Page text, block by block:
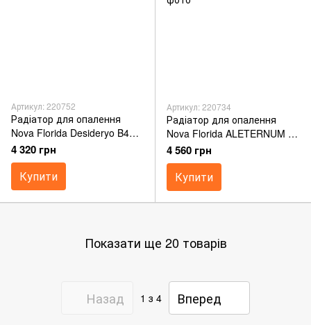
Артикул: 220752
Радіатор для опалення
Nova Florida Desideryo B4
350 (6 секцій)
4 320 грн
Купити
Артикул: 220734
Радіатор для опалення
Nova Florida ALETERNUM B4
500/100 (6 секцій)
4 560 грн
Купити
Показати ще 20 товарів
Назад 1 з 4 Вперед